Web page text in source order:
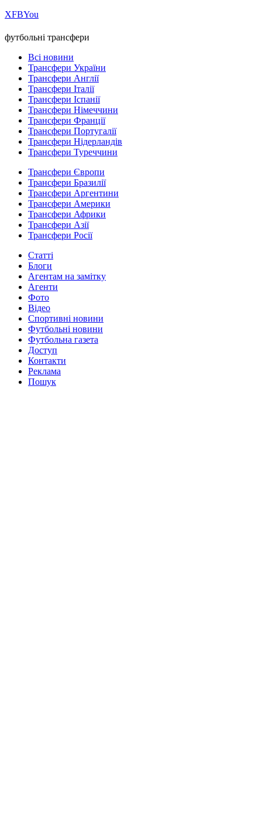
ХFBYou
футбольні трансфери
Всі новини
Трансфери України
Трансфери Англії
Трансфери Італії
Трансфери Іспанії
Трансфери Німеччини
Трансфери Франції
Трансфери Португалії
Трансфери Нідерландів
Трансфери Туреччини
Трансфери Європи
Трансфери Бразилії
Трансфери Аргентини
Трансфери Америки
Трансфери Африки
Трансфери Азії
Трансфери Росії
Статті
Блоги
Агентам на замітку
Агенти
Фото
Відео
Спортивні новини
Футбольні новини
Футбольна газета
Доступ
Контакти
Реклама
Пошук